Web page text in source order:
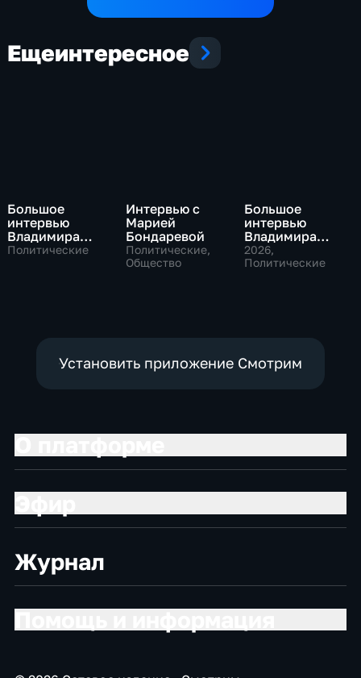
Ещеинтересное
Большое
интервью
Владимира
Путина Сергею
Политические
Интервью с
Марией
Бондаревой
Политические,
Общество
Большое
интервью
Владимира
Соловьева
Роджеру
2026,
Политические
Установить приложение Смотрим
Журнал